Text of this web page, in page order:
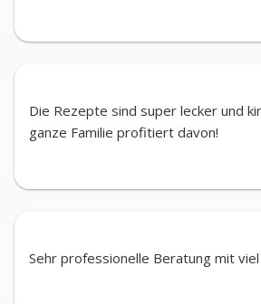
Die Rezepte sind super lecker und
ganze Familie profitiert davon!
Sehr professionelle Beratung mit